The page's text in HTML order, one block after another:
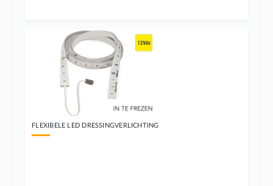
FLEXIBELE LED DRESSINGVERLICHTING